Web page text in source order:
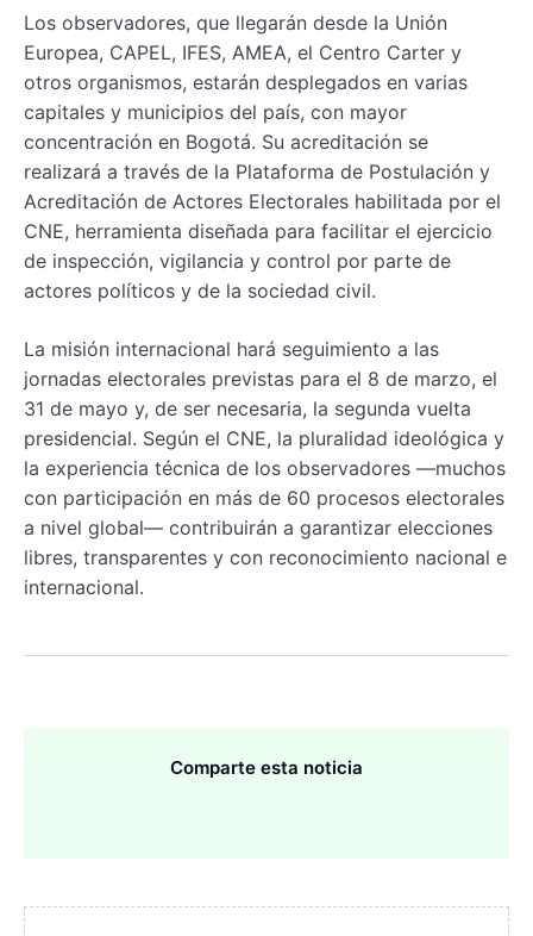
Los observadores, que llegarán desde la Unión
Europea, CAPEL, IFES, AMEA, el Centro Carter y
otros organismos, estarán desplegados en varias
capitales y municipios del país, con mayor
concentración en Bogotá. Su acreditación se
realizará a través de la Plataforma de Postulación y
Acreditación de Actores Electorales habilitada por el
CNE, herramienta diseñada para facilitar el ejercicio
de inspección, vigilancia y control por parte de
actores políticos y de la sociedad civil.
La misión internacional hará seguimiento a las
jornadas electorales previstas para el 8 de marzo, el
31 de mayo y, de ser necesaria, la segunda vuelta
presidencial. Según el CNE, la pluralidad ideológica y
la experiencia técnica de los observadores —muchos
con participación en más de 60 procesos electorales
a nivel global— contribuirán a garantizar elecciones
libres, transparentes y con reconocimiento nacional e
internacional.
Comparte esta noticia